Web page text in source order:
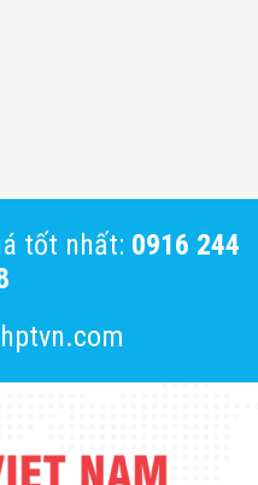
tốt nhất: 0916 244